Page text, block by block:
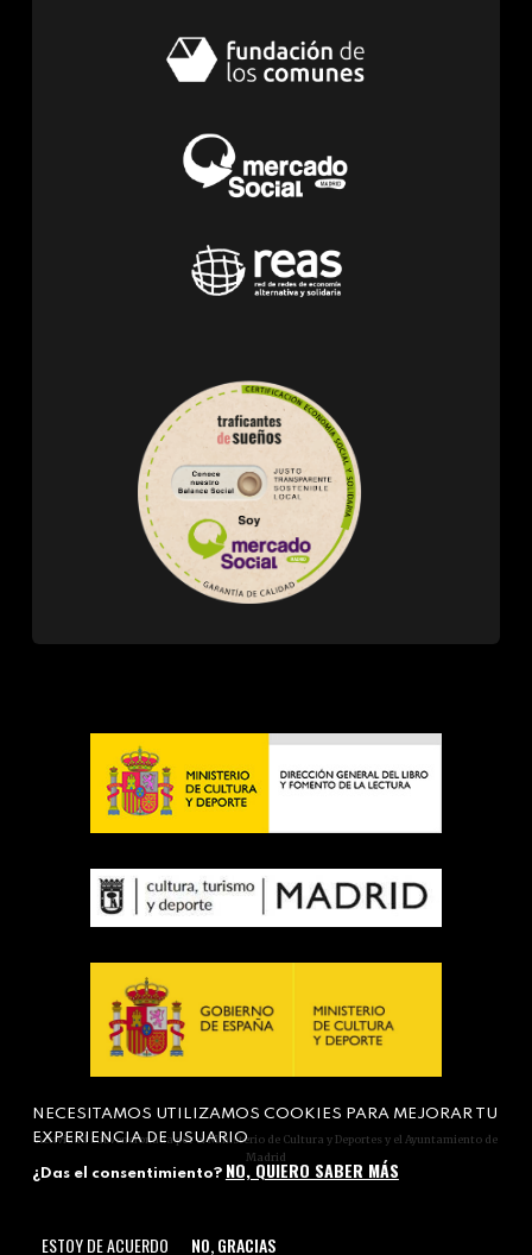
Actividad subvencionada por el Ministerio de Cultura y Deportes y el Ayuntamiento de
Madrid
NECESITAMOS UTILIZAMOS COOKIES PARA MEJORAR TU
EXPERIENCIA DE USUARIO
¿Das el consentimiento? NO, QUIERO SABER MÁS
ESTOY DE ACUERDO NO, GRACIAS